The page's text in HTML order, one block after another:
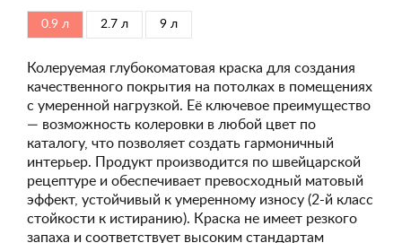
0.9 л 2.7 л 9 л
Колеруемая глубокоматовая краска для создания
качественного покрытия на потолках в помещениях
с умеренной нагрузкой. Её ключевое преимущество
— возможность колеровки в любой цвет по
каталогу, что позволяет создать гармоничный
интерьер. Продукт производится по швейцарской
рецептуре и обеспечивает превосходный матовый
эффект, устойчивый к умеренному износу (2-й класс
стойкости к истиранию). Краска не имеет резкого
запаха и соответствует высоким стандартам